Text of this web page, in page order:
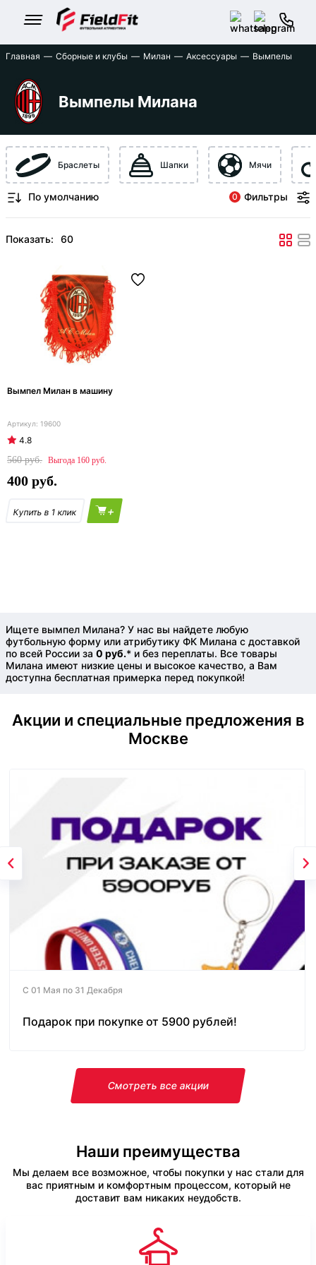
Главная Сборные и клубы Милан Аксессуары Вымпелы
Вымпелы Милана
Браслеты Шапки Мячи
0 Фильтры
Показать:
Вымпел Милан в машину
19600
4.8
560
160
400
+
Ищете вымпел Милана? У нас вы найдете любую
футбольную форму или атрибутику ФК Милана с доставкой
по всей России за 0 руб.* и без переплаты. Все товары
Милана имеют низкие цены и высокое качество, а Вам
доступна бесплатная примерка перед покупкой!
Акции и специальные предложения в
Москве
С 01 Мая по 31 Декабря
Подарок при покупке от 5900 рублей!
Смотреть все акции
Наши преимущества
Мы делаем все возможное, чтобы покупки у нас стали для
вас приятным и комфортным процессом, который не
доставит вам никаких неудобств.